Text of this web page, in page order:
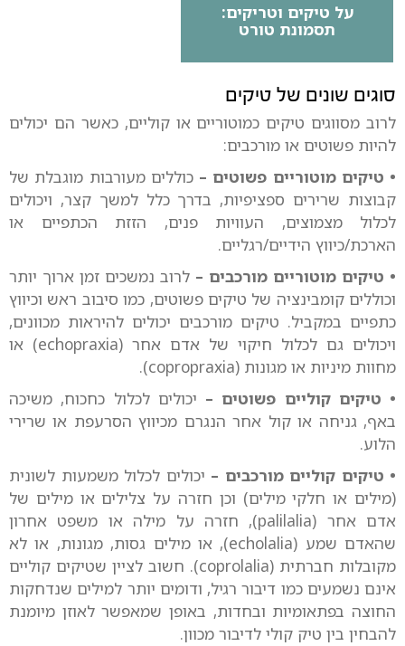
על טיקים וטריקים:
תסמונת טורט
סוגים שונים של טיקים
לרוב מסווגים טיקים כמוטוריים או קוליים, כאשר הם יכולים
להיות פשוטים או מורכבים:
• טיקים מוטוריים פשוטים – כוללים מעורבות מוגבלת של
קבוצות שרירים ספציפיות, בדרך כלל למשך קצר, ויכולים
לכלול מצמוצים, העוויות פנים, הזזת הכתפיים או
הארכת/כיווץ הידיים/רגליים.
• טיקים מוטוריים מורכבים – לרוב נמשכים זמן ארוך יותר
וכוללים קומבינציה של טיקים פשוטים, כמו סיבוב ראש וכיווץ
כתפיים במקביל. טיקים מורכבים יכולים להיראות מכוונים,
ויכולים גם לכלול חיקוי של אדם אחר (echopraxia) או
מחוות מיניות או מגונות (copropraxia).
• טיקים קוליים פשוטים – יכולים לכלול כחכוח, משיכה
באף, גניחה או קול אחר הנגרם מכיווץ הסרעפת או שרירי
הלוע.
• טיקים קוליים מורכבים – יכולים לכלול משמעות לשונית
(מילים או חלקי מילים) וכן חזרה על צלילים או מילים של
אדם אחר (palilalia), חזרה על מילה או משפט אחרון
שהאדם שמע (echolalia), או מילים גסות, מגונות, או לא
מקובלות חברתית (coprolalia). חשוב לציין שטיקים קוליים
אינם נשמעים כמו דיבור רגיל, ודומים יותר למילים שנדחקות
החוצה בפתאומיות ובחדות, באופן שמאפשר לאוזן מיומנת
להבחין בין טיק קולי לדיבור מכוון.